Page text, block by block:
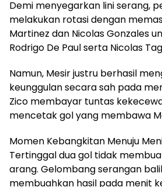
Demi menyegarkan lini serang,
melakukan rotasi dengan
Martinez dan Nicolas Gonzales
Rodrigo De Paul serta Nicolas
Namun, Mesir justru berhasil
keunggulan secara sah pada
Zico membayar tuntas
mencetak gol yang membawa
Momen Kebangkitan Menuju
Tertinggal dua gol tidak
arang. Gelombang serangan
membuahkan hasil pada menit